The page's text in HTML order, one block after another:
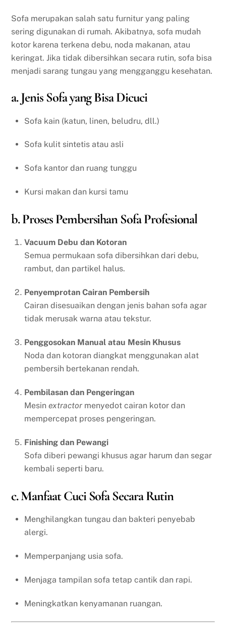
Sofa merupakan salah satu furnitur yang paling
sering digunakan di rumah. Akibatnya, sofa mudah
kotor karena terkena debu, noda makanan, atau
keringat. Jika tidak dibersihkan secara rutin, sofa bisa
menjadi sarang tungau yang mengganggu kesehatan.
a. Jenis Sofa yang Bisa Dicuci
Sofa kain (katun, linen, beludru, dll.)
Sofa kulit sintetis atau asli
Sofa kantor dan ruang tunggu
Kursi makan dan kursi tamu
b. Proses Pembersihan Sofa Profesional
Vacuum Debu dan Kotoran
Semua permukaan sofa dibersihkan dari debu,
rambut, dan partikel halus.
Penyemprotan Cairan Pembersih
Cairan disesuaikan dengan jenis bahan sofa agar
tidak merusak warna atau tekstur.
Penggosokan Manual atau Mesin Khusus
Noda dan kotoran diangkat menggunakan alat
pembersih bertekanan rendah.
Pembilasan dan Pengeringan
Mesin extractor menyedot cairan kotor dan
mempercepat proses pengeringan.
Finishing dan Pewangi
Sofa diberi pewangi khusus agar harum dan segar
kembali seperti baru.
c. Manfaat Cuci Sofa Secara Rutin
Menghilangkan tungau dan bakteri penyebab
alergi.
Memperpanjang usia sofa.
Menjaga tampilan sofa tetap cantik dan rapi.
Meningkatkan kenyamanan ruangan.